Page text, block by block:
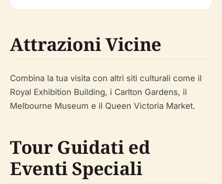
Attrazioni Vicine
Combina la tua visita con altri siti culturali come il
Royal Exhibition Building, i Carlton Gardens, il
Melbourne Museum e il Queen Victoria Market.
Tour Guidati ed
Eventi Speciali